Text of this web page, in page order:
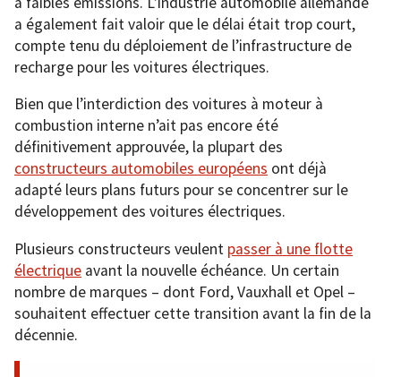
a également fait valoir que le délai était trop court,
compte tenu du déploiement de l’infrastructure de
recharge pour les voitures électriques.
Bien que l’interdiction des voitures à moteur à
combustion interne n’ait pas encore été
définitivement approuvée, la plupart des
constructeurs automobiles européens ont déjà
adapté leurs plans futurs pour se concentrer sur le
développement des voitures électriques.
Plusieurs constructeurs veulent passer à une flotte
électrique avant la nouvelle échéance. Un certain
nombre de marques – dont Ford, Vauxhall et Opel –
souhaitent effectuer cette transition avant la fin de la
décennie.